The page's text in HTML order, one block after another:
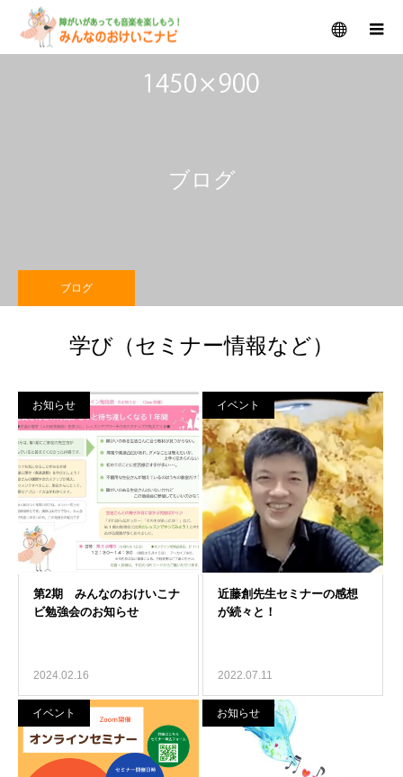
メニュー
ブログ
ブログ
学び（セミナー情報など）
お知らせ
2024.02.16
イベント
2022.07.11
イベント お知らせ